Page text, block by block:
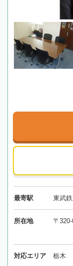
最寄駅 東武
所在地 〒
対応エリア 栃木